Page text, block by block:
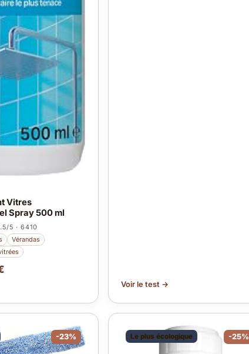
Vitres
Spray 500 ml
5 · 6410
Vérandas
Voir le test →
-23% Le plus écologique -25%